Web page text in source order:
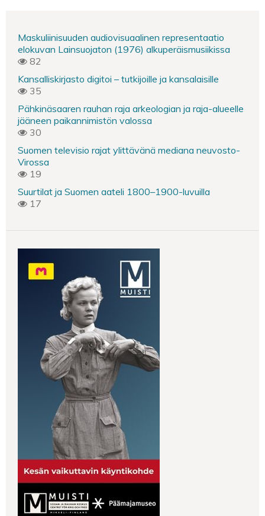
Maskuliinisuuden audiovisuaalinen representaatio
elokuvan Lainsuojaton (1976) alkuperäismusiikissa
82
Kansalliskirjasto digitoi – tutkijoille ja kansalaisille
35
Pähkinäsaaren rauhan raja arkeologian ja raja-alueelle
jääneen paikannimistön valossa
30
Suomen televisio rajat ylittävänä mediana neuvosto-
Virossa
19
Suurtilat ja Suomen aateli 1800–1900-luvuilla
17